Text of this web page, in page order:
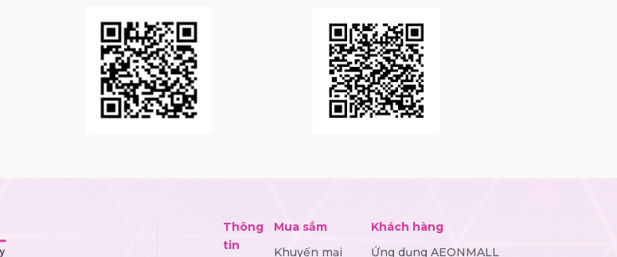
Thông
tin
Mua sắm
Khuyến mại
Khách hàng
Ứng dụng AEONMALL